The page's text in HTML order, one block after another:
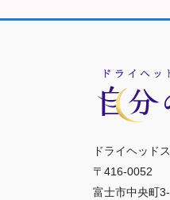
ドライヘッド
〒416-0052
富士市中央町